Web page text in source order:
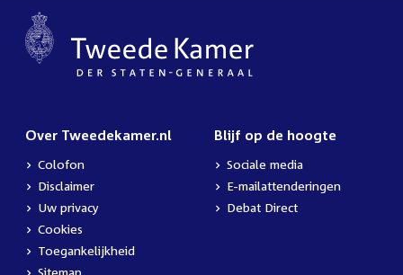
Over Tweedekamer.nl
Colofon
Disclaimer
Uw privacy
Cookies
Toegankelijkheid
Blijf op de hoogte
Sociale media
E-mailattenderingen
Debat Direct